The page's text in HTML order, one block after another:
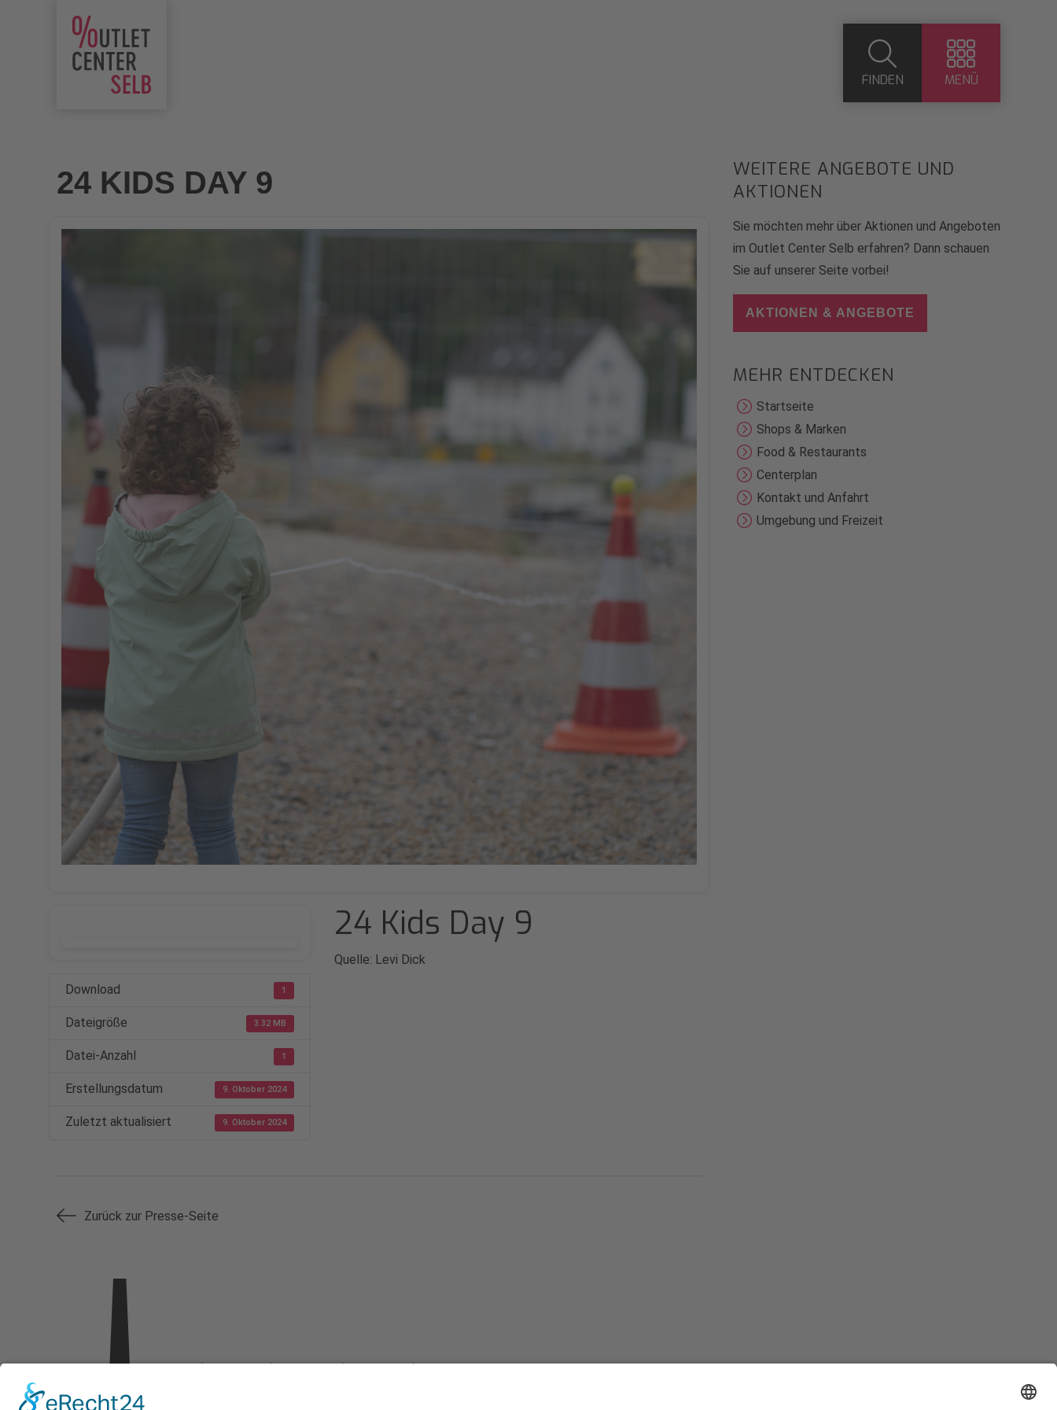
FINDEN MENÜ
24 KIDS DAY 9
Download 1
Dateigröße 3.32 MB
Datei-Anzahl 1
Erstellungsdatum 9. Oktober 2024
Zuletzt aktualisiert 9. Oktober 2024
24 Kids Day 9
Quelle: Levi Dick
Zurück zur Presse-Seite
WEITERE ANGEBOTE UND
AKTIONEN
Sie möchten mehr über Aktionen und Angeboten
im Outlet Center Selb erfahren? Dann schauen
Sie auf unserer Seite vorbei!
AKTIONEN & ANGEBOTE
MEHR ENTDECKEN
Startseite
Shops & Marken
Food & Restaurants
Centerplan
Kontakt und Anfahrt
Umgebung und Freizeit